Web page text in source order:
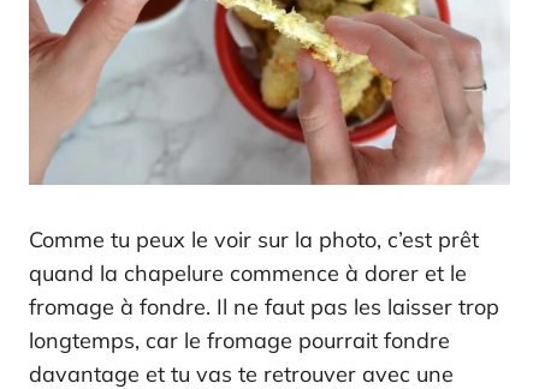
Comme tu peux le voir sur la photo, c’est prêt
quand la chapelure commence à dorer et le
fromage à fondre. Il ne faut pas les laisser trop
longtemps, car le fromage pourrait fondre
davantage et tu vas te retrouver avec une